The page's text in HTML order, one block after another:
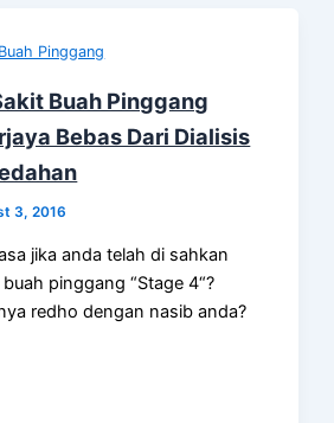
Pinggang
Buah Pinggang
Bebas Dari Dialisis
3, 2016
jika anda telah di sahkan
pinggang “Stage 4“?
redho dengan nasib anda?